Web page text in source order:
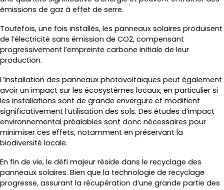
émissions de gaz à effet de serre.
Toutefois, une fois installés, les panneaux solaires produisent
de l’électricité sans émission de CO2, compensant
progressivement l’empreinte carbone initiale de leur
production.
L’installation des panneaux photovoltaïques peut également
avoir un impact sur les écosystèmes locaux, en particulier si
les installations sont de grande envergure et modifient
significativement l’utilisation des sols. Des études d’impact
environnemental préalables sont donc nécessaires pour
minimiser ces effets, notamment en préservant la
biodiversité locale.
En fin de vie, le défi majeur réside dans le recyclage des
panneaux solaires. Bien que la technologie de recyclage
progresse, assurant la récupération d’une grande partie des